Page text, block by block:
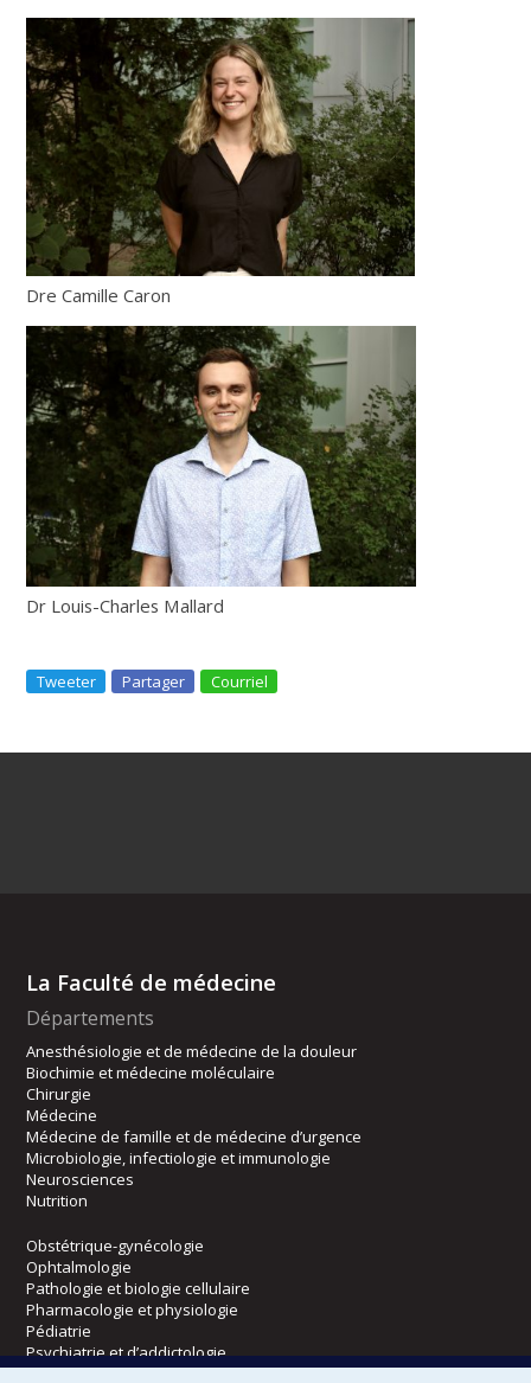
Dre Camille Caron
Dr Louis-Charles Mallard
Tweeter Partager Courriel
La Faculté de médecine
Départements
Anesthésiologie et de médecine de la douleur
Biochimie et médecine moléculaire
Chirurgie
Médecine
Médecine de famille et de médecine d’urgence
Microbiologie, infectiologie et immunologie
Neurosciences
Nutrition
Obstétrique-gynécologie
Ophtalmologie
Pathologie et biologie cellulaire
Pharmacologie et physiologie
Pédiatrie
Psychiatrie et d’addictologie
Radiologie, radio-oncologie et médecine nucléaire